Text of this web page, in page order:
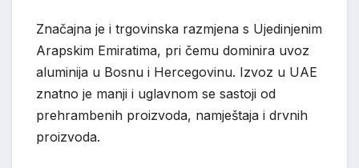
Značajna je i trgovinska razmjena s Ujedinjenim
Arapskim Emiratima, pri čemu dominira uvoz
aluminija u Bosnu i Hercegovinu. Izvoz u UAE
znatno je manji i uglavnom se sastoji od
prehrambenih proizvoda, namještaja i drvnih
proizvoda.